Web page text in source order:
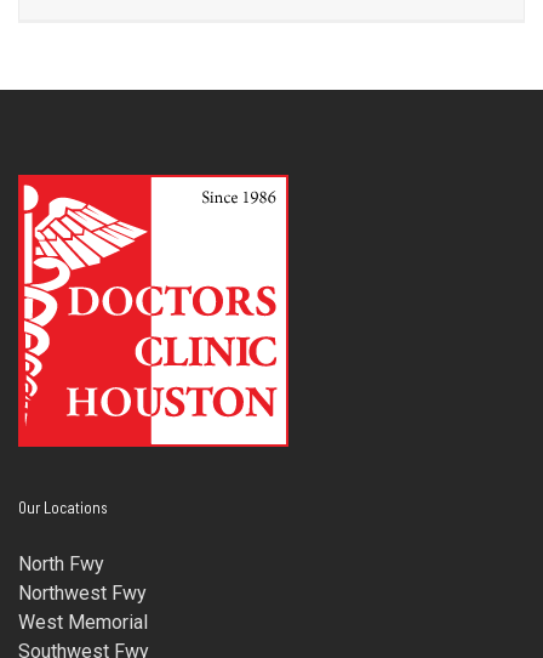
Our Locations
North Fwy
Northwest Fwy
West Memorial
Southwest Fwy